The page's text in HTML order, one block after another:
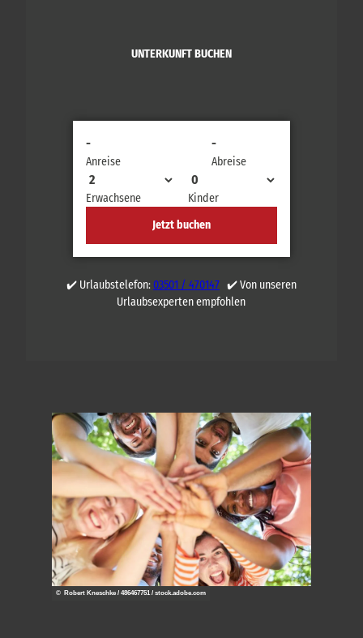
UNTERKUNFT BUCHEN
Anreise
-
Abreise
-
Erwachsene
Kinder
Jetzt buchen
✔️ Urlaubstelefon:03501 / 470147✔️ Von unseren
Urlaubsexperten empfohlen
© Robert Kneschke / 486467751 / stock.adobe.com